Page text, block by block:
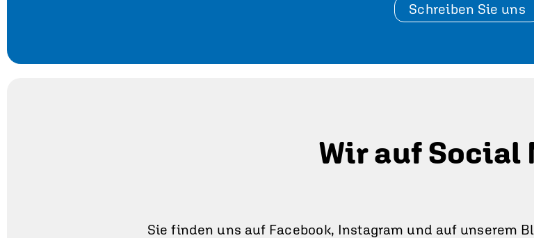
Schreiben Sie uns
Wir auf Social
Sie finden uns auf Facebook, Instagram und auf unserem